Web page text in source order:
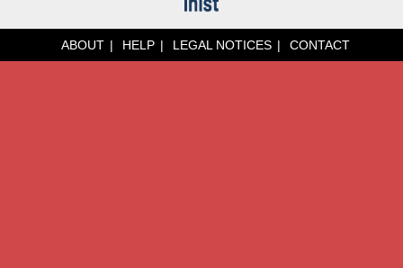
ABOUT HELP LEGAL NOTICES CONTACT